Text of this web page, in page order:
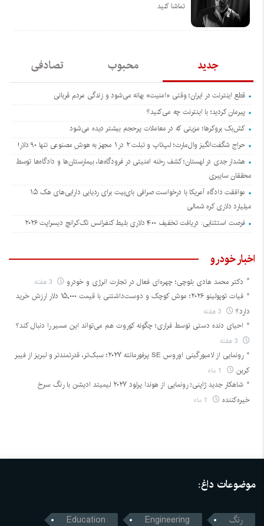
تماشا کنید
جدید محبوب تصادفی
قطع اینترنت در ایران؛ وقتی «امنیت» بهانه می‌شود و زندگی مردم قربانی
پیرمان کردید؛ با اینترنت چه می‌کنید؟
کش‌بک بروکرها؛ مزیتی که در معاملات پرحجم بیشتر دیده می‌شود
حراج شگفت‌انگیز وال‌مارت؛ لپ‌تاپ و تبلت ۲ در ۱ مجهز به هوش مصنوعی تنها ۹۰ دلار!
هشدار جدی در لهستان؛ کشف رخنه امنیتی در فرودگاه‌ها، بیمارستان‌ها و دادگاه‌ها توسط
محققان سایبری
موافقت دادگاه آمریکا با درخواست صرافی بای‌بیت برای ردیابی دارایی‌های هک ۱.۵
میلیارد دلاری کره شمالی
فرصت استثنایی: دریافت تخفیف ۴۰۰ دلاری بلیط کنفرانس تک‌کرانچ دیسراپت ۲۰۲۶
اخبار خودرو
دکتر محمد هادی بلوچی؛ چهره‌ای فعال در تجارت انرژی و خودرو
فیات توپولینو ۲۰۲۶؛ موش کوچک و دوست‌داشتنی با قیمت ۱۵,۰۰۰ دلار ارزش خرید
دارد؟
احیای دنده دستی توسط فراری؛ چگونه کوروت هم می‌تواند این مسیر را دنبال کند؟
رونمایی از لامبورگینی اوروس SE پرفورمانته ۲۰۲۷؛ سبک‌تر، قدرتمندتر و لبریز از فیبر
کربن
شاهکار جدید ژاپنی؛ رونمایی از هوندا پرلود ۲۰۲۷ لیمیتد ادیشن با رنگ سرخ
خیره‌کننده
موضوعات داغ:
رنگ Engineering
Education